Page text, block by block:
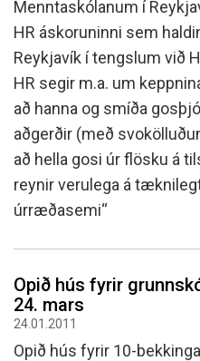
Menntaskólanum í
HR áskoruninni sem
Reykjavík í tengslum við
HR segir m.a. um
að hanna og smíða
aðgerðir (með
að hella gosi úr flösku á
reynir verulega á
úrræðasemi“
Opið hús fyrir
24. mars
24.01.2011
Opið hús fyrir 10-